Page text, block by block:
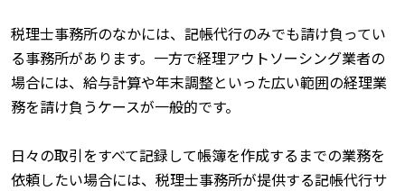
税理士事務所のなかには、記帳代行のみでも請け負ってい
る事務所があります。一方で経理アウトソーシング業者の
場合には、給与計算や年末調整といった広い範囲の経理業
務を請け負うケースが一般的です。
日々の取引をすべて記録して帳簿を作成するまでの業務を
依頼したい場合には、税理士事務所が提供する記帳代行サ